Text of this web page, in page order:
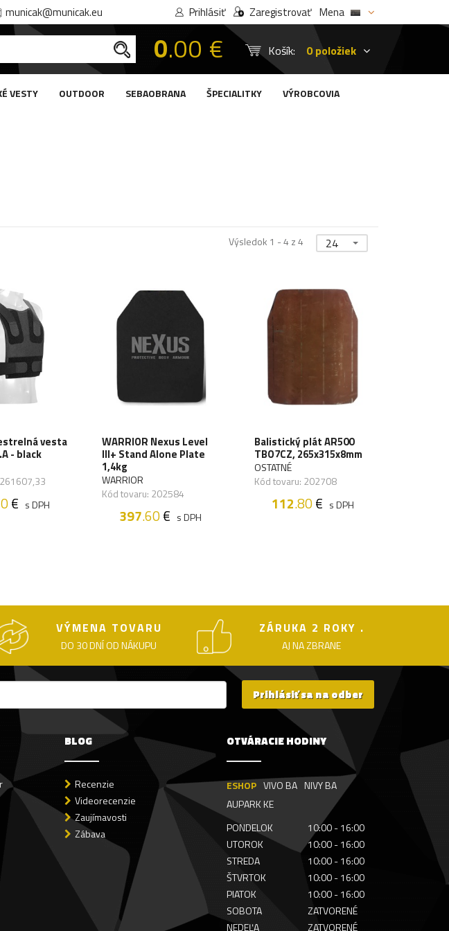
municak@municak.eu Prihlásiť Zaregistrovať Mena
0.00 € Košík: 0 položiek
VESTY OUTDOOR SEBAOBRANA ŠPECIALITKY VÝROBCOVIA
Výsledok 1 - 4 z 4 24
vesta
- black
€ s DPH
WARRIOR Nexus Level
III+ Stand Alone Plate
1,4kg
WARRIOR
Kód tovaru: 202584
397.60€ s DPH
Balistický plát AR500
TBO7CZ, 265x315x8mm
OSTATNÉ
Kód tovaru: 202708
112.80€ s DPH
VÝMENA TOVARU
DO 30 DNÍ OD NÁKUPU
ZÁRUKA 2 ROKY .
AJ NA ZBRANE
Prihlásiť sa na odber
BLOG
Recenzie
Videorecenzie
Zaujímavosti
Zábava
OTVÁRACIE HODINY
ESHOP VIVO BA NIVY BA
AUPARK KE
PONDELOK
10:00 - 16:00
UTOROK
10:00 - 16:00
STREDA
10:00 - 16:00
ŠTVRTOK
10:00 - 16:00
PIATOK
10:00 - 16:00
SOBOTA
ZATVORENÉ
NEDEĽA
ZATVORENÉ